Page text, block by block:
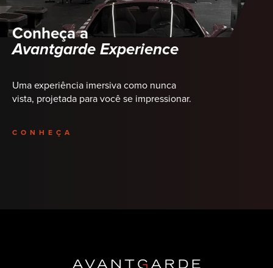
Conheça a
Avantgarde Experience
Uma experiência imersiva como nunca
vista, projetada para você se impressionar.
CONHEÇA